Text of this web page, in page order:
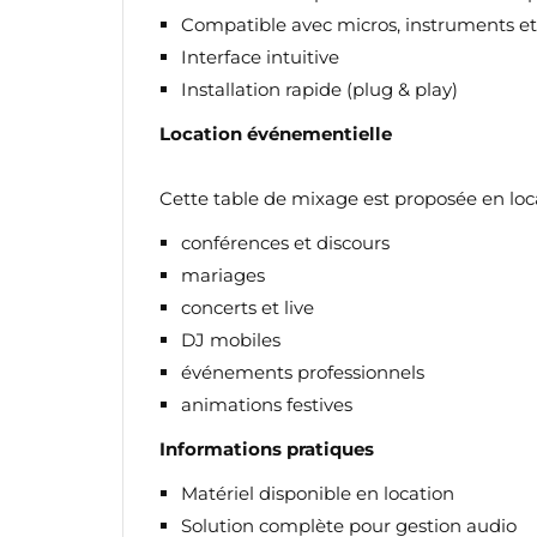
Compatible avec micros, instruments
Interface intuitive
Installation rapide (plug & play)
Location événementielle
Cette table de mixage est proposée en
conférences et discours
mariages
concerts et live
DJ mobiles
événements professionnels
animations festives
Informations pratiques
Matériel disponible en location
Solution complète pour gestion audio